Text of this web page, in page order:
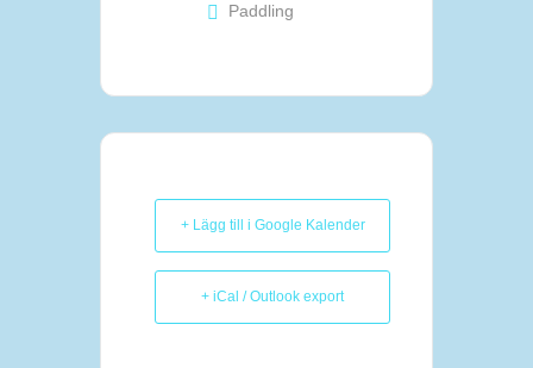
Paddling
+ Lägg till i Google Kalender
+ iCal / Outlook export